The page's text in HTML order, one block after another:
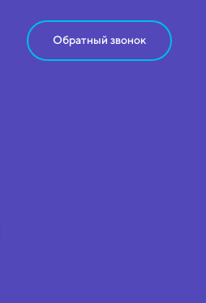
Обратный звонок